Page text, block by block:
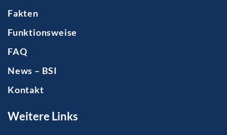
Fakten
Funktionsweise
FAQ
News – BSI
Kontakt
Weitere Links